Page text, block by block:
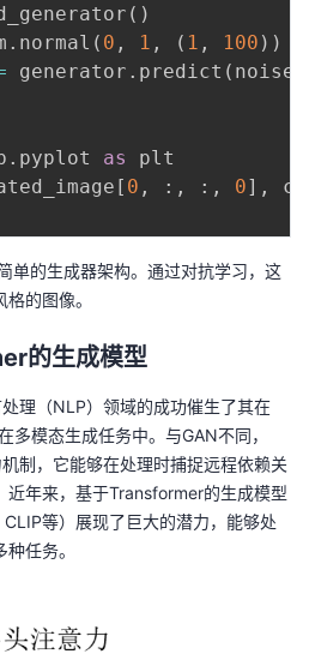
( )
. normal ( 0 , 1 , ( 1 , 100 ) )
generator . predict ( noise
. pyplot as
plt
[ 0 , : , : , 0] ,
单的生成器架构。通过对抗学习，这
的图像。
的生成模型
理（NLP）领域的成功催生了其在
多模态生成任务中。与GAN不同，
制，它能够在处理时捕捉远程依赖关
近年来，基于Transformer的生成模型
CLIP等）展现了巨大的潜力，能够处
任务。